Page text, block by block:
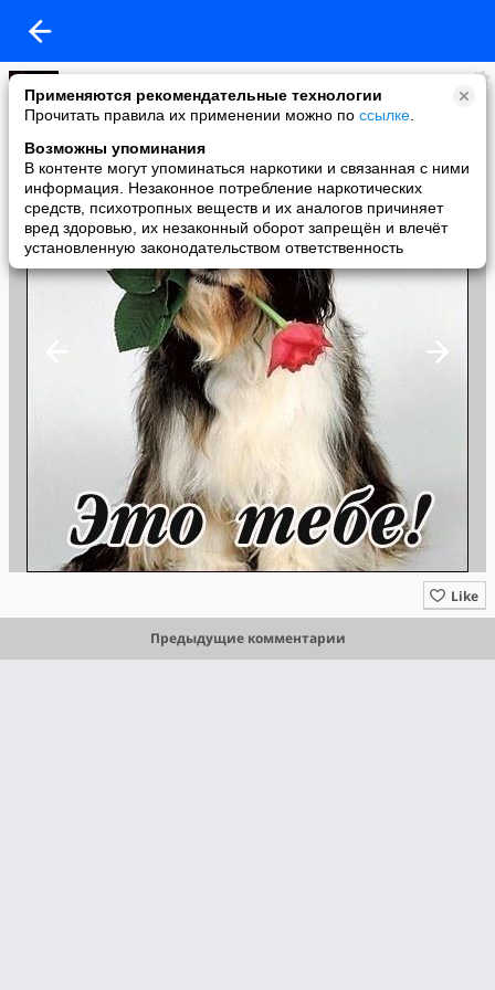
Применяются рекомендательные технологии
Прочитать правила их применении можно по ссылке
Возможны упоминания
В контенте могут упоминаться наркотики и связанная с ними
информация. Незаконное потребление наркотических
средств, психотропных веществ и их аналогов причиняет
вред здоровью, их незаконный оборот запрещён и влечёт
установленную законодательством ответственность
Мужчина и Женщина - две природы!?
added a photo
12 Jan в 21:09
Like
Предыдущие комментарии